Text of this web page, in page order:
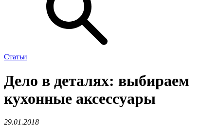
Статьи
Дело в деталях: выбираем
кухонные аксессуары
29.01.2018